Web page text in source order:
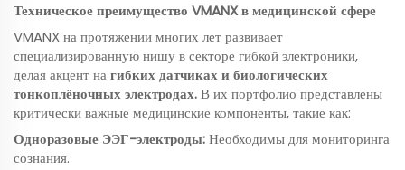
Техническое преимущество VMANX в медицинской сфере
VMANX на протяжении многих лет развивает
специализированную нишу в секторе гибкой электроники,
делая акцент нагибких датчиках и биологических
тонкоплёночных электродах.В их портфолио представлены
критически важные медицинские компоненты, такие как:
Одноразовые ЭЭГ-электроды:Необходимы для мониторинга
сознания.